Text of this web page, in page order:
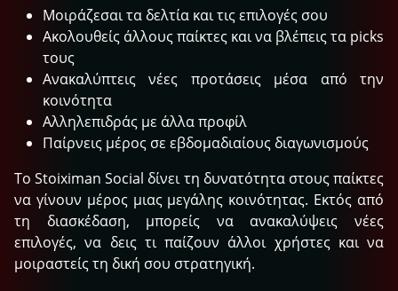
Μοιράζεσαι τα δελτία και τις επιλογές σου
Ακολουθείς άλλους παίκτες και να βλέπεις τα picks
τους
Ανακαλύπτεις νέες προτάσεις μέσα από την
κοινότητα
Αλληλεπιδράς με άλλα προφίλ
Παίρνεις μέρος σε εβδομαδιαίους διαγωνισμούς
Το Stoiximan Social δίνει τη δυνατότητα στους παίκτες
να γίνουν μέρος μιας μεγάλης κοινότητας. Εκτός από
τη διασκέδαση, μπορείς να ανακαλύψεις νέες
επιλογές, να δεις τι παίζουν άλλοι χρήστες και να
μοιραστείς τη δική σου στρατηγική.